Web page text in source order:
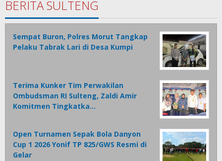
BERITA SULTENG
Sempat Buron, Polres Morut Tangkap
Pelaku Tabrak Lari di Desa Kumpi
Terima Kunker Tim Perwakilan
Ombudsman RI Sulteng, Zaldi Amir
Komitmen Tingkatka…
Open Turnamen Sepak Bola Danyon
Cup 1 2026 Yonif TP 825/GWS Resmi di
Gelar